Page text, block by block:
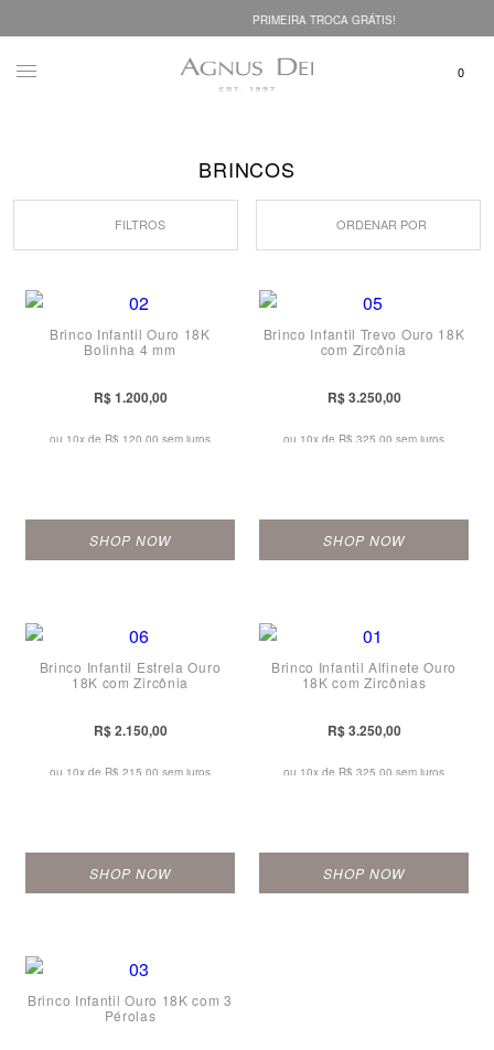
PRIMEIRA TROCA GRÁTIS!
BRINCOS
FILTROS ORDENAR POR
Brinco Infantil Ouro 18K
Bolinha 4 mm
R$ 1.200,00
ou 10x de R$ 120,00 sem juros
SHOP NOW
Brinco Infantil Trevo Ouro 18K
com Zircônia
R$ 3.250,00
ou 10x de R$ 325,00 sem juros
SHOP NOW
Brinco Infantil Estrela Ouro
18K com Zircônia
R$ 2.150,00
ou 10x de R$ 215,00 sem juros
SHOP NOW
Brinco Infantil Alfinete Ouro
18K com Zircônias
R$ 3.250,00
ou 10x de R$ 325,00 sem juros
SHOP NOW
Brinco Infantil Ouro 18K com 3
Pérolas